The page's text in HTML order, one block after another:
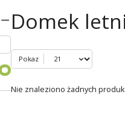
Domek
Pokaz
Nie znaleziono żadnych